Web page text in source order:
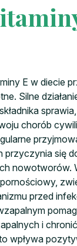
E w diecie
Silne
chorób
przyczynia się
nowotworów.
przed
i
wpływa